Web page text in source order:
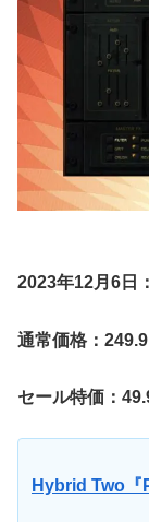
2023年12月6日
通常価格：
セール特価：
Hybrid Two『